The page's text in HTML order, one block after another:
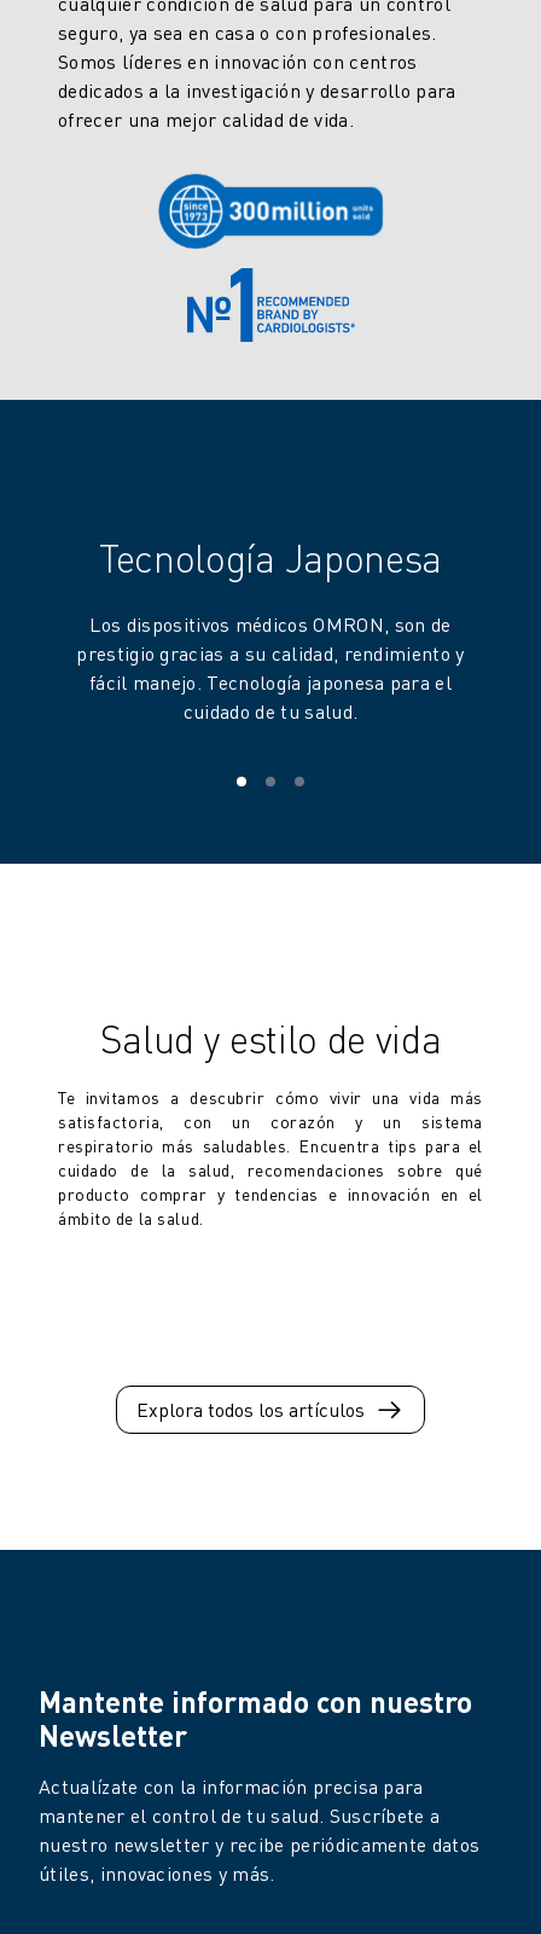
seguro, ya sea en casa o con profesionales.
Somos líderes en innovación con centros
dedicados a la investigación y desarrollo para
ofrecer una mejor calidad de vida.
Tecnología Japonesa
Los dispositivos médicos OMRON, son de
prestigio gracias a su calidad, rendimiento y
fácil manejo. Tecnología japonesa para el
cuidado de tu salud.
Salud y estilo de vida
Te invitamos a descubrir cómo vivir una vida más
satisfactoria, con un corazón y un sistema
respiratorio más saludables. Encuentra tips para el
cuidado de la salud, recomendaciones sobre qué
producto comprar y tendencias e innovación en el
ámbito de la salud.
Explora todos los artículos
Mantente informado con nuestro
Newsletter
Actualízate con la información precisa para
mantener el control de tu salud. Suscríbete a
nuestro newsletter y recibe periódicamente datos
útiles, innovaciones y más.